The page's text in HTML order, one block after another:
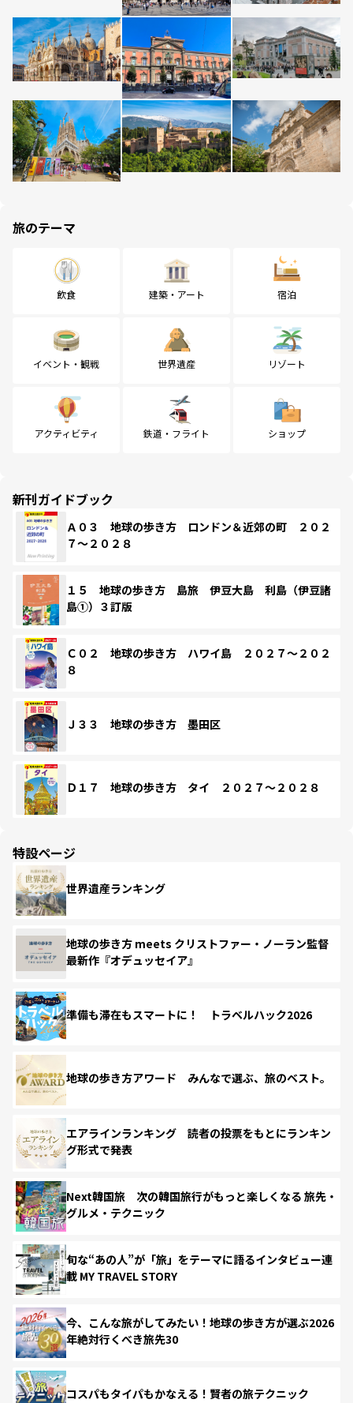
旅のテーマ
飲食 建築・アート 宿泊
イベント・観戦 世界遺産 リゾート
アクティビティ 鉄道・フライト ショップ
新刊ガイドブック
Ａ０３ 地球の歩き方 ロンドン＆近郊の町 ２０２
７～２０２８
１５ 地球の歩き方 島旅 伊豆大島 利島（伊豆諸
島①）３訂版
Ｃ０２ 地球の歩き方 ハワイ島 ２０２７～２０２
８
Ｊ３３ 地球の歩き方 墨田区
Ｄ１７ 地球の歩き方 タイ ２０２７～２０２８
特設ページ
世界遺産ランキング
地球の歩き方 meets クリストファー・ノーラン監督
最新作『オデュッセイア』
準備も滞在もスマートに！ トラベルハック2026
地球の歩き方アワード みんなで選ぶ、旅のベスト。
エアラインランキング 読者の投票をもとにランキン
グ形式で発表
Next韓国旅 次の韓国旅行がもっと楽しくなる 旅先・
グルメ・テクニック
旬な“あの人”が「旅」をテーマに語るインタビュー連
載 MY TRAVEL STORY
今、こんな旅がしてみたい！地球の歩き方が選ぶ2026
年絶対行くべき旅先30
コスパもタイパもかなえる！賢者の旅テクニック